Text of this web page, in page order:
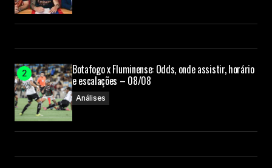
Botafogo x Fluminense: Odds, onde assistir, horário
e escalações – 08/08
Análises